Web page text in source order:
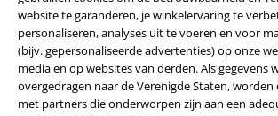
website te garanderen, je winkelervaring te
personaliseren, analyses uit te voeren en voor
(bijv. gepersonaliseerde advertenties) op onze
media en op websites van derden. Als gegevens
overgedragen naar de Verenigde Staten, worden
met partners die onderworpen zijn aan een